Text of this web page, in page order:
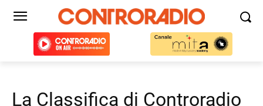
La Classifica di Controradio